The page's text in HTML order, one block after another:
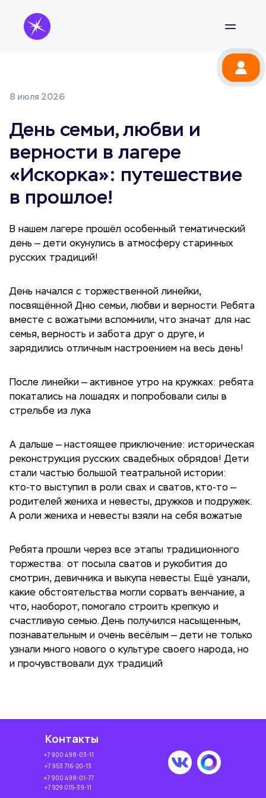
8 июля 2026
День семьи, любви и
верности в лагере
«Искорка»: путешествие
в прошлое!
В нашем лагере прошёл особенный тематический
день — дети окунулись в атмосферу старинных
русских традиций!
День начался с торжественной линейки,
посвящённой Дню семьи, любви и верности. Ребята
вместе с вожатыми вспомнили, что значат для нас
семья, верность и забота друг о друге, и
зарядились отличным настроением на весь день!
После линейки — активное утро на кружках: ребята
покатались на лошадях и попробовали силы в
стрельбе из лука
А дальше — настоящее приключение: историческая
реконструкция русских свадебных обрядов! Дети
стали частью большой театральной истории:
кто‑то выступил в роли свах и сватов, кто‑то —
родителей жениха и невесты, дружков и подружек.
А роли жениха и невесты взяли на себя вожатые
Ребята прошли через все этапы традиционного
торжества: от посыла сватов и рукобития до
смотрин, девичника и выкупа невесты. Ещё узнали,
какие обстоятельства могли сорвать венчание, а
что, наоборот, помогало строить крепкую и
счастливую семью. День получился насыщенным,
познавательным и очень весёлым — дети не только
узнали много нового о культуре своего народа, но
и прочувствовали дух традиций
Контакты
+7 900 498-03-11
+7 900 498-01-77
+7 953 716-20-13
+7 929 015-39-11